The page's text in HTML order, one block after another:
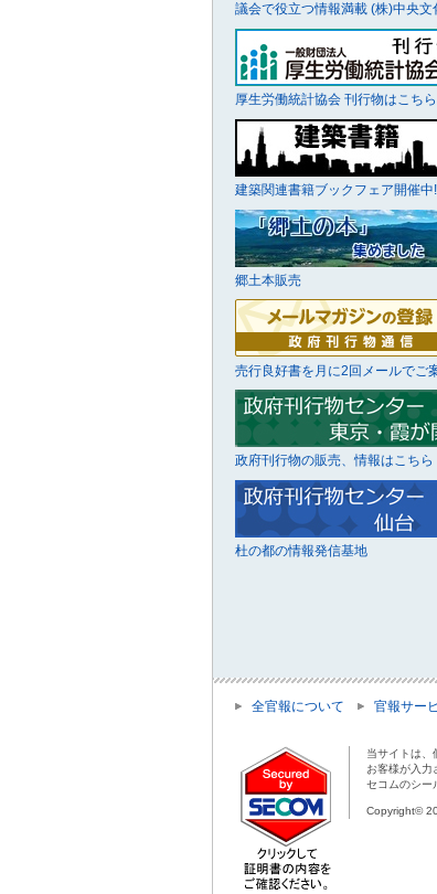
議会で役立つ情報満載 (株)中央文
厚生労働統計協会 刊行物はこちら
建築関連書籍ブックフェア開催中
郷土本販売
売行良好書を月に2回メールでご
政府刊行物の販売、情報はこちら
杜の都の情報発信基地
全官報について 官報サー
当サイトは、
お客様が入力
セコムのシー
Copyright©